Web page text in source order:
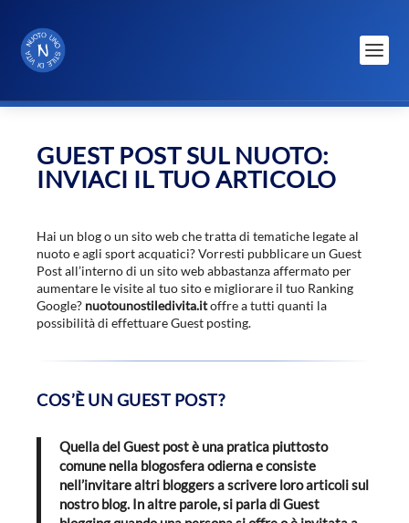
GUEST POST SUL NUOTO:
INVIACI IL TUO ARTICOLO
Hai un blog o un sito web che tratta di tematiche legate al
nuoto e agli sport acquatici? Vorresti pubblicare un Guest
Post all’interno di un sito web abbastanza affermato per
aumentare le visite al tuo sito e migliorare il tuo Ranking
Google? nuotounostiledivita.itoffre a tutti quanti la
possibilità di effettuare Guest posting.
COS’È UN GUEST POST?
Quella del Guest post è una pratica piuttosto
comune nella blogosfera odierna e consiste
nell’invitare altri bloggers a scrivere loro articoli sul
nostro blog. In altre parole, si parla di Guest